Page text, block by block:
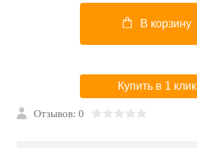
В корзину
Купить в 1 клик
Отзывов: 0